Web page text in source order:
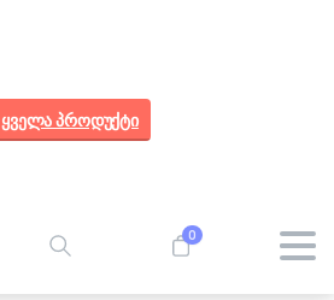
ყველა პროდუქტი
0